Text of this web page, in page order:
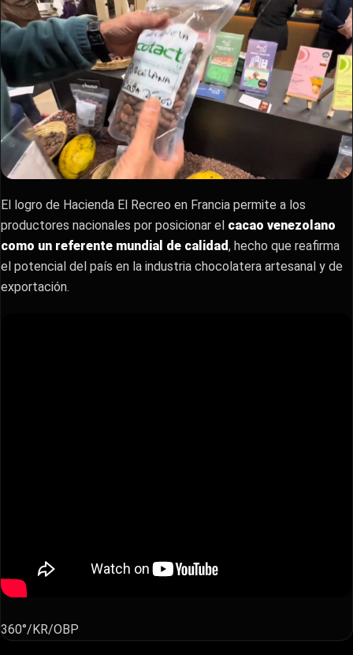
El logro de Hacienda El Recreo en Francia permite a los
productores nacionales por posicionar el cacao venezolano
como un referente mundial de calidad, hecho que reafirma
el potencial del país en la industria chocolatera artesanal y de
exportación.
360°/KR/OBP